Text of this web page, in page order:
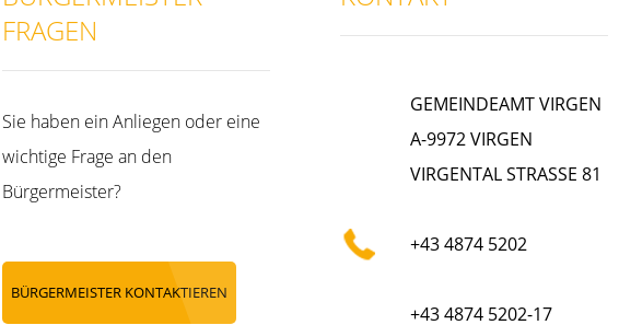
FRAGEN
Sie haben ein Anliegen oder eine
wichtige Frage an den
Bürgermeister?
BÜRGERMEISTER KONTAKTIEREN
GEMEINDEAMT VIRGEN
A-9972 VIRGEN
VIRGENTAL STRASSE 81
+43 4874 5202
+43 4874 5202-17